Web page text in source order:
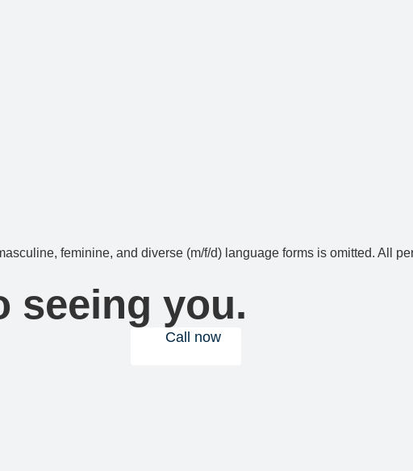
feminine, and diverse (m/f/d) language forms is omitted. All
seeing you.
Call now